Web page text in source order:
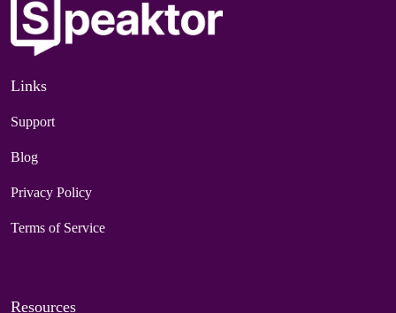
Links
Support
Blog
Privacy Policy
Terms of Service
Resources